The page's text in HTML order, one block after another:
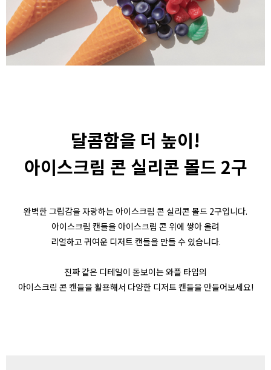
달콤함을 더 높이!
아이스크림 콘 실리콘 몰드 2구
완벽한 그립감을 자랑하는 아이스크림 콘 실리콘 몰드 2구입니다.
아이스크림 캔들을 아이스크림 콘 위에 쌓아 올려
리얼하고 귀여운 디저트 캔들을 만들 수 있습니다.
진짜 같은 디테일이 돋보이는 와플 타입의
아이스크림 콘 캔들을 활용해서 다양한 디저트 캔들을 만들어보세요!